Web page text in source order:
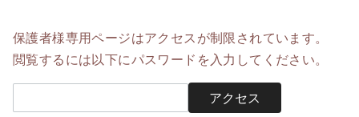
保護者様専用ページはアクセスが制限されています。
閲覧するには以下にパスワードを入力してください。